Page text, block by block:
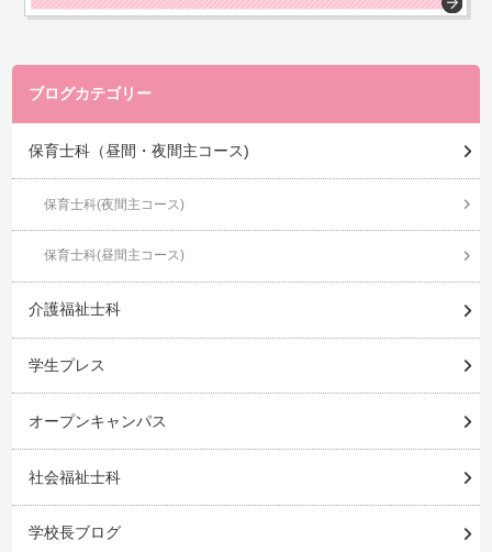
ブログカテゴリー
保育士科（昼間・夜間主コース)
保育士科(夜間主コース)
保育士科(昼間主コース)
介護福祉士科
学生プレス
オープンキャンパス
社会福祉士科
学校長ブログ